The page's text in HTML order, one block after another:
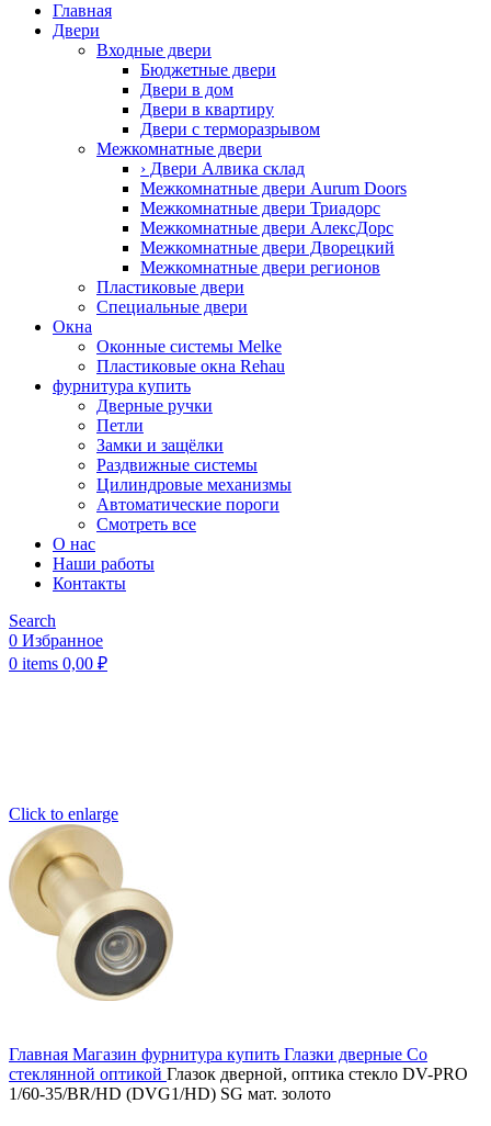
Главная
Двери
Входные двери
Бюджетные двери
Двери в дом
Двери в квартиру
Двери с терморазрывом
Межкомнатные двери
› Двери Алвика склад
Межкомнатные двери Aurum Doors
Межкомнатные двери Триадорс
Межкомнатные двери АлексДорс
Межкомнатные двери Дворецкий
Межкомнатные двери регионов
Пластиковые двери
Специальные двери
Окна
Оконные системы Melke
Пластиковые окна Rehau
фурнитура купить
Дверные ручки
Петли
Замки и защёлки
Раздвижные системы
Цилиндровые механизмы
Автоматические пороги
Смотреть все
О нас
Наши работы
Контакты
Search
0 Избранное
0 items 0,00 ₽
Click to enlarge
Главная Магазин фурнитура купить Глазки дверные Со
стеклянной оптикой Глазок дверной, оптика стекло DV-PRO
1/60-35/BR/HD (DVG1/HD) SG мат. золото